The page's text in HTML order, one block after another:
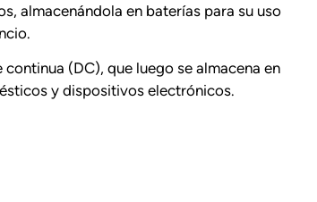
almacenándola en baterías para su uso
(DC), que luego se almacena en
y dispositivos electrónicos.